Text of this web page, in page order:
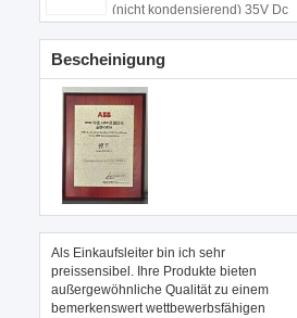
(nicht kondensierend) 35V Dc
Bescheinigung
Als Einkaufsleiter bin ich sehr
preissensibel. Ihre Produkte bieten
außergewöhnliche Qualität zu einem
bemerkenswert wettbewerbsfähigen